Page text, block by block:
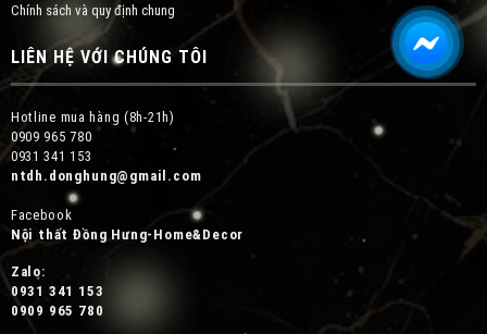
Chính sách và quy định chung
LIÊN HỆ VỚI CHÚNG TÔI
Hotline mua hàng (8h-21h)
0909 965 780
0931 341 153
ntdh.donghung@gmail.com
Facebook
Nội thất Đồng Hưng-Home&Decor
Zalo:
0931 341 153
0909 965 780